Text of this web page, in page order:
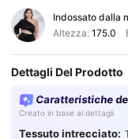
Indossato dalla
Altezza: 175.0
Dettagli Del Prodotto
Caratteristiche
Creato in base ai dettagli
Tessuto intrecciato: